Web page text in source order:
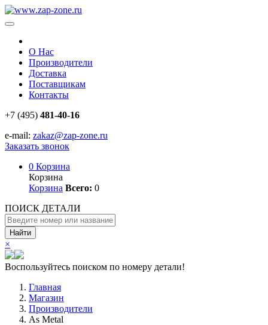
О Нас
Производители
Доставка
Поставщикам
Контакты
+7 (495) 481-40-16
e-mail: zakaz@zap-zone.ru
Заказать звонок
0 Корзина
Корзина
Корзина Всего: 0
ПОИСК ДЕТАЛИ
Найти
×
Воспользуйтесь поиском по номеру детали!
Главная
Магазин
Производители
As Metal